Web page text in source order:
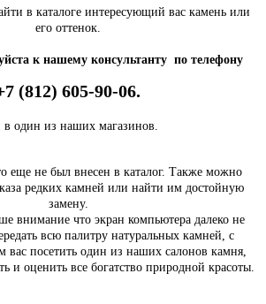
в каталоге интересующий вас камень или
его оттенок.
к нашему консультанту по телефону
(812) 605-90-06.
один из наших магазинов.
еще не был внесен в каталог. Также можно
редких камней или найти им достойную
замену.
внимание что экран компьютера далеко не
всю палитру натуральных камней, с
вас посетить один из наших салонов камня,
и оценить все богатство природной красоты.